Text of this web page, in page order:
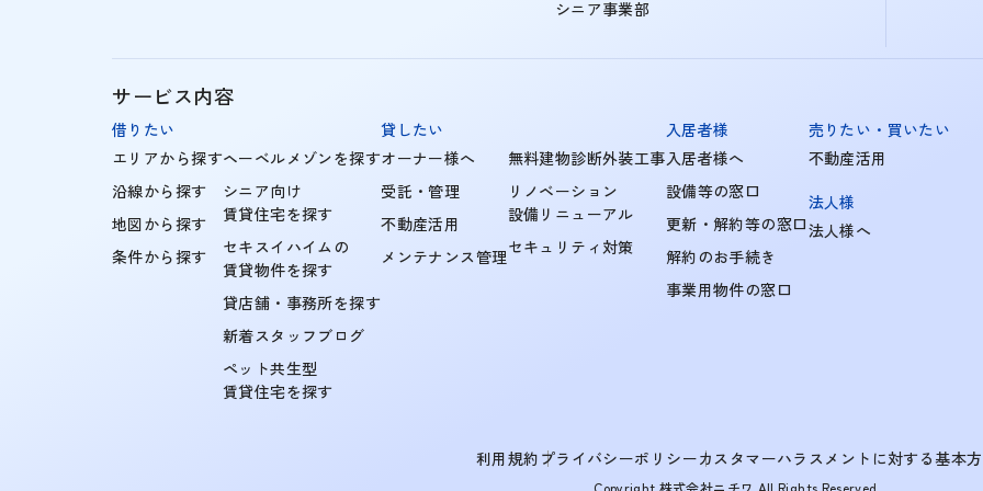
シニア事業部
サービス内容
借りたい
エリアから探す
沿線から探す
地図から探す
条件から探す
ヘーベルメゾンを探す
シニア向け
賃貸住宅を探す
セキスイハイムの
賃貸物件を探す
貸店舗・事務所を探す
新着スタッフブログ
ペット共生型
賃貸住宅を探す
貸したい
オーナー様へ
受託・管理
不動産活用
メンテナンス管理
無料建物診断外装工事
リノベーション
設備リニューアル
セキュリティ対策
入居者様
入居者様へ
設備等の窓口
更新・解約等の窓口
解約のお手続き
事業用物件の窓口
売りたい・買いたい
不動産活用
法人様
法人様へ
利用規約 プライバシーポリシーカスタマーハラスメントに対する基本
Copyright 株式会社ニチワ All Rights Reserved.